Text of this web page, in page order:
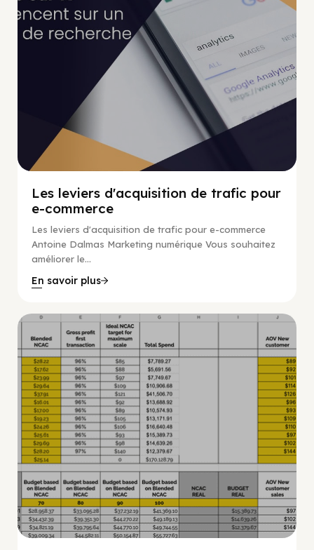
Les leviers d'acquisition de trafic pour
e-commerce
Les leviers d'acquisition de trafic pour e-commerce
Antoine Dalmas Marketing numérique Vous souhaitez
améliorer le...
En savoir plus